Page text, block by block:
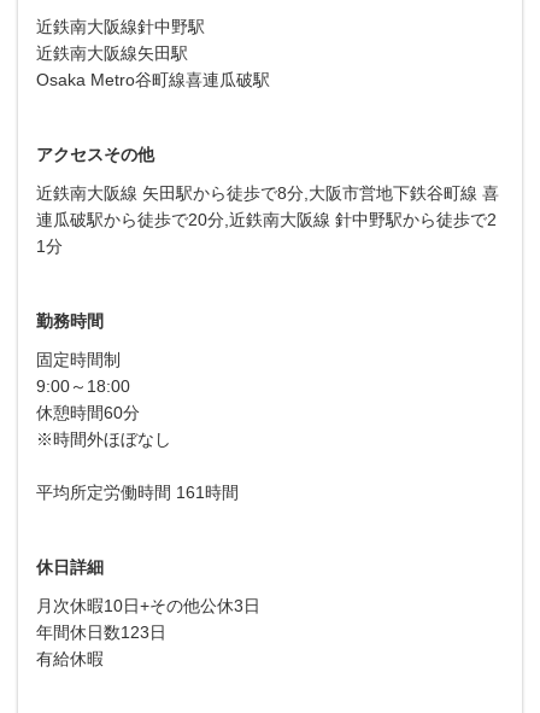
近鉄南大阪線針中野駅
近鉄南大阪線矢田駅
Osaka Metro谷町線喜連瓜破駅
アクセスその他
近鉄南大阪線 矢田駅から徒歩で8分,大阪市営地下鉄谷町線 喜
連瓜破駅から徒歩で20分,近鉄南大阪線 針中野駅から徒歩で2
1分
勤務時間
固定時間制
9:00～18:00
休憩時間60分
※時間外ほぼなし
平均所定労働時間 161時間
休日詳細
月次休暇10日+その他公休3日
年間休日数123日
有給休暇